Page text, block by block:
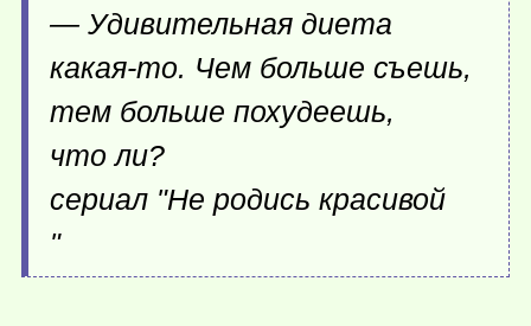
— Удивительная диета
какая-то. Чем больше съешь,
тем больше похудеешь,
что ли?
сериал "Не родись красивой
"